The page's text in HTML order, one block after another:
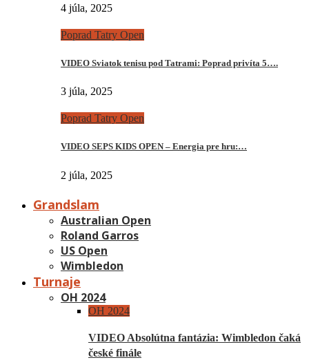
4 júla, 2025
Poprad Tatry Open
VIDEO Sviatok tenisu pod Tatrami: Poprad privíta 5….
3 júla, 2025
Poprad Tatry Open
VIDEO SEPS KIDS OPEN – Energia pre hru:…
2 júla, 2025
Grandslam
Australian Open
Roland Garros
US Open
Wimbledon
Turnaje
OH 2024
OH 2024
VIDEO Absolútna fantázia: Wimbledon čaká
české finále